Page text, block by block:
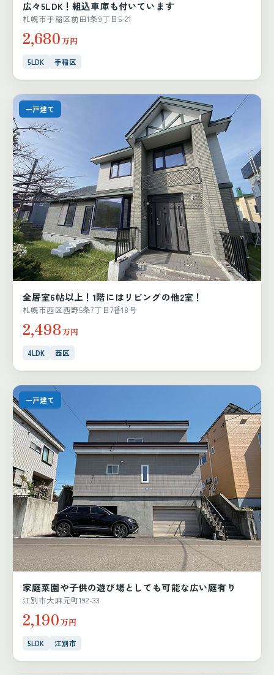
広々5LDK！組込車庫も付いています
札幌市手稲区前田1条9丁目5-21
2,680万円
5LDK 手稲区
一戸建て
全居室6帖以上！1階にはリビングの他2室！
札幌市西区西野5条7丁目7番18号
2,498万円
4LDK 西区
一戸建て
家庭菜園や子供の遊び場としても可能な広い庭有り
江別市大麻元町192-33
2,190万円
5LDK 江別市